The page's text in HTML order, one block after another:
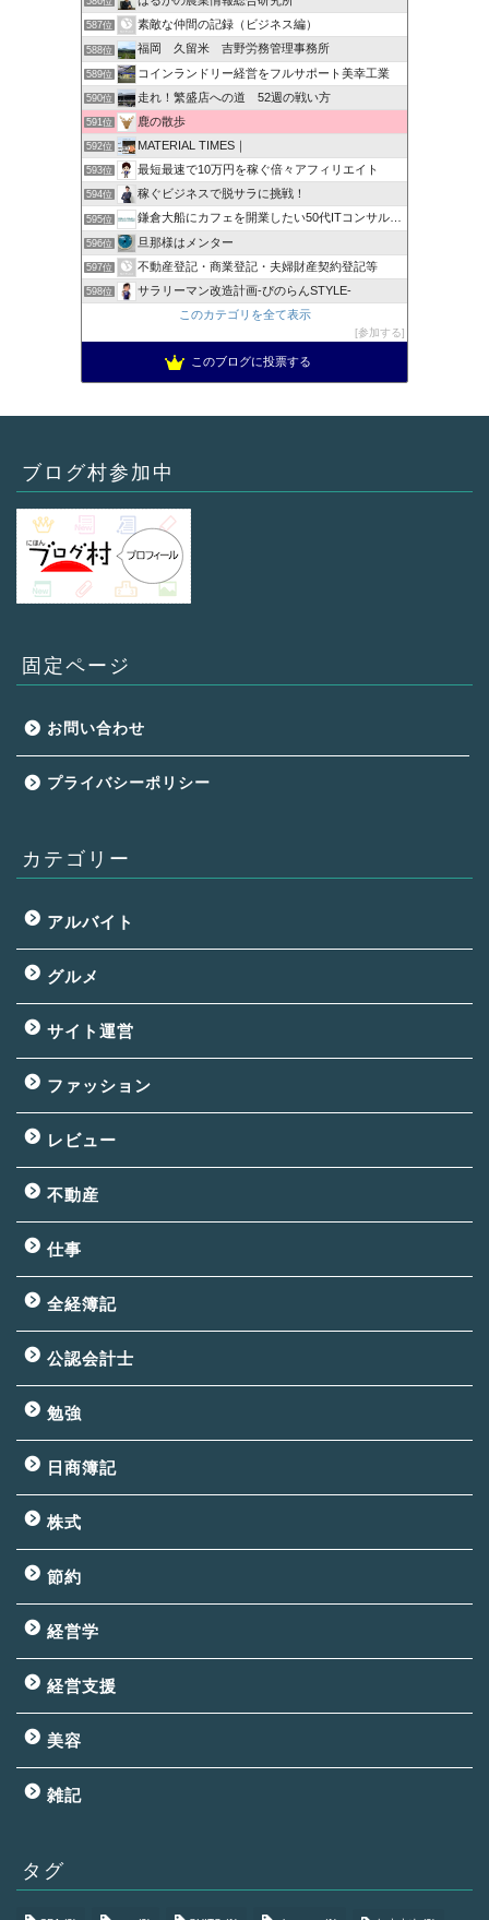
587位 素敵な仲間の記録（ビジネス編）
588位 福岡 久留米 吉野労務管理事務所
589位 コインランドリー経営をフルサポート美幸工業
590位 走れ！繁盛店への道 52週の戦い方
591位 鹿の散歩
592位 MATERIAL TIMES｜
593位 最短最速で10万円を稼ぐ倍々アフィリエイト
594位 稼ぐビジネスで脱サラに挑戦！
595位 鎌倉大船にカフェを開業したい50代ITコンサルのブログ
596位 旦那様はメンター
597位 不動産登記・商業登記・夫婦財産契約登記等
598位
サラリーマン改造計画-ぴのらんSTYLE-
このカテゴリを全て表示
参加する
このブログに投票する
ブログ村参加中
固定ページ
お問い合わせ
プライバシーポリシー
カテゴリー
アルバイト
グルメ
サイト運営
ファッション
レビュー
不動産
仕事
全経簿記
公認会計士
勉強
日商簿記
株式
節約
経営学
経営支援
美容
雑記
タグ